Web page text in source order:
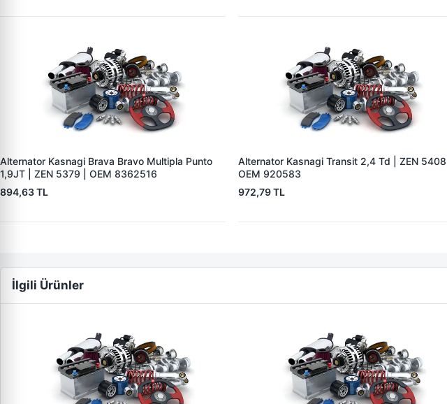
Alternator Kasnagi Brava Bravo Multipla Punto
1,9JT | ZEN 5379 | OEM 8362516
894,63 TL
Alternator Kasnagi Transit 2,4 Td | ZEN 5408 |
OEM 920583
972,79 TL
İlgili Ürünler